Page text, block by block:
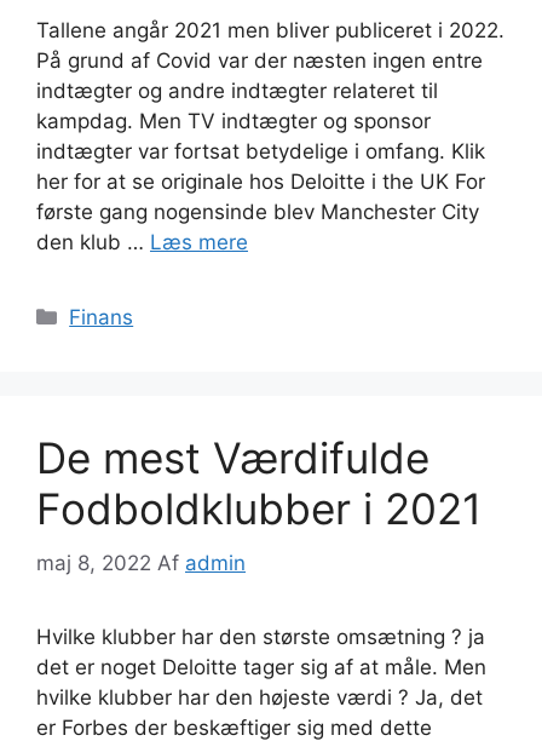
Tallene angår 2021 men bliver publiceret i 2022.
På grund af Covid var der næsten ingen entre
indtægter og andre indtægter relateret til
kampdag. Men TV indtægter og sponsor
indtægter var fortsat betydelige i omfang. Klik
her for at se originale hos Deloitte i the UK For
første gang nogensinde blev Manchester City
den klub … Læs mere
Kategorier
Finans
De mest Værdifulde
Fodboldklubber i 2021
maj 8, 2022 Af admin
Hvilke klubber har den største omsætning ? ja
det er noget Deloitte tager sig af at måle. Men
hvilke klubber har den højeste værdi ? Ja, det
er Forbes der beskæftiger sig med dette